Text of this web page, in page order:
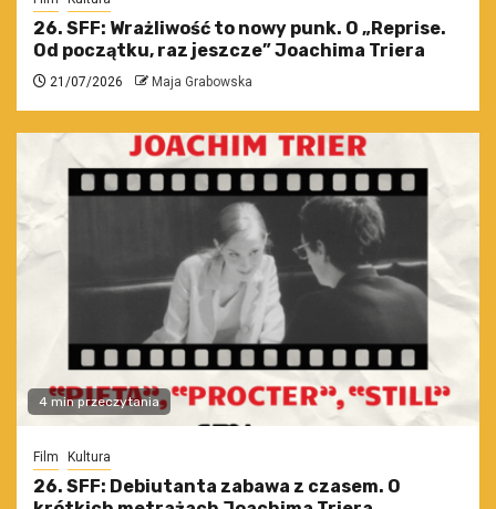
26. SFF: Wrażliwość to nowy punk. O „Reprise.
Od początku, raz jeszcze” Joachima Triera
21/07/2026 Maja Grabowska
4 min przeczytania
Film Kultura
26. SFF: Debiutanta zabawa z czasem. O